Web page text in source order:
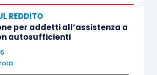
scaturito dall’accordo
centrale del documento è la netta
dell’atto
REDDITO
per addetti all’assistenza a
autosufficienti